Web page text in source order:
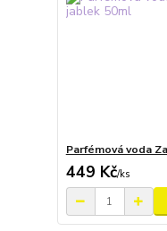
Parfémová voda
449 Kč/ks